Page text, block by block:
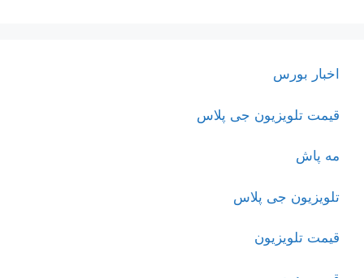
اخبار بورس
قیمت تلویزیون جی پلاس
مه پاش
تلویزیون جی پلاس
قیمت تلویزیون